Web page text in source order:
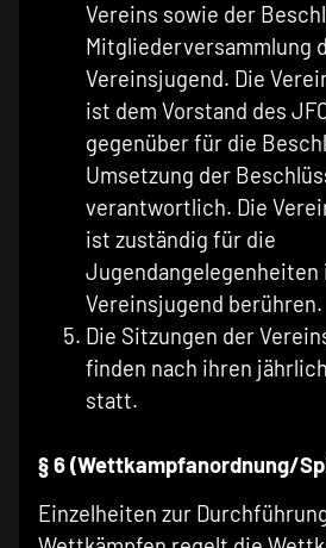
Vereins sowie der
Mitgliederversammlung
Vereinsjugend. Die
ist dem Vorstand des
gegenüber für die
Umsetzung der
verantwortlich. Die
ist zuständig für die
Jugendangelegenheiten
Vereinsjugend berühren.
Die Sitzungen der
finden nach ihren
statt.
§ 6 (Wettkampfanordnung/
Einzelheiten zur